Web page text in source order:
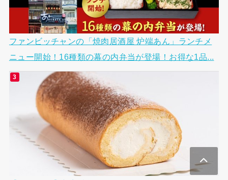
ファンビッチャンの「焼肉居酒屋 炉端あん」ランチメ
ニュー開始！16種類の幕の内弁当が登場！お得な1品...